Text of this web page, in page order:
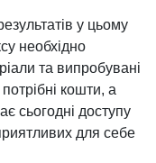
у цьому
необхідно
та випробувані
кошти, а
сьогодні доступу
для себе